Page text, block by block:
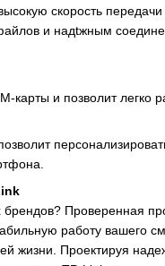
скорость
и надtжным
карты и позволит легко
Проверенная
работу вашего
жизни. Проектируя